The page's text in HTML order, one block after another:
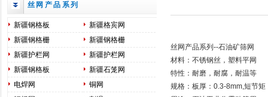
丝网产品系列--石油矿筛网
材料：不锈钢丝，塑料平网
特性：耐磨，耐腐，耐温等
规格：板厚：0.3-8mm,短节
丝网产品系列
新疆钢格板
新疆格宾网
新疆钢格栅
新疆钢格栅
新疆护栏网
新疆护栏网
新疆钢格板
新疆石笼网
电焊网
铜网